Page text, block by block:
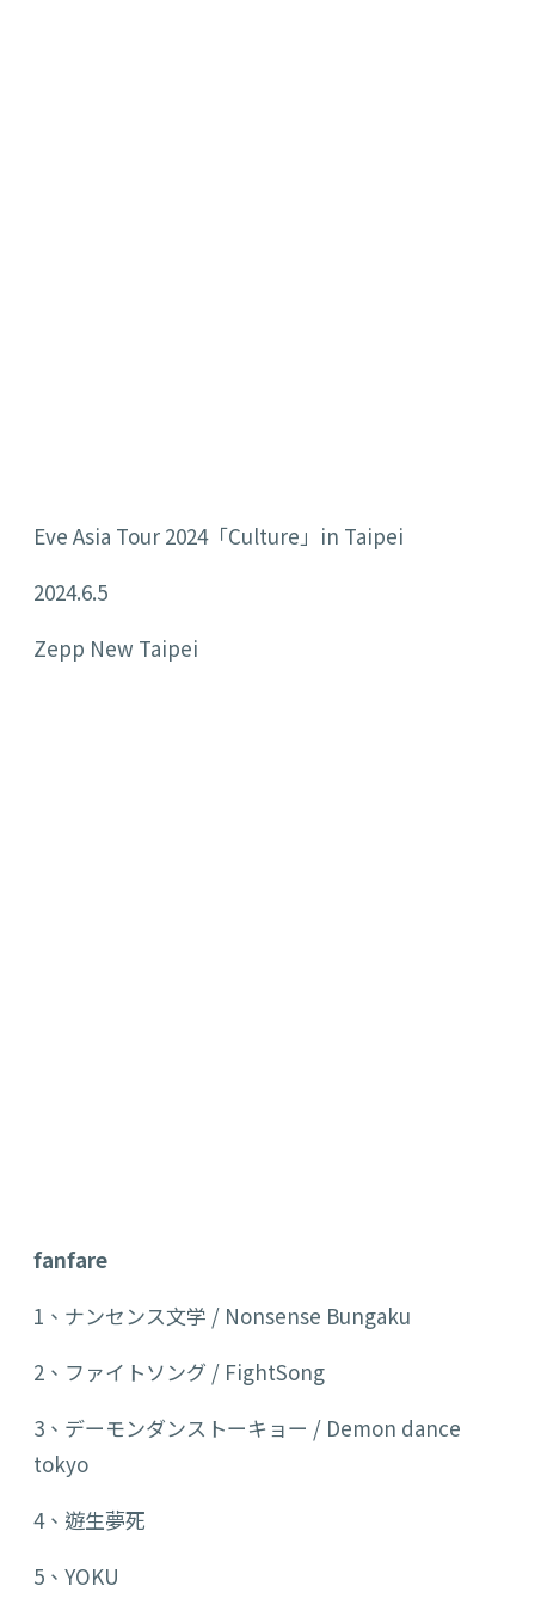
Eve Asia Tour 2024「Culture」 in Taipei
2024.6.5
Zepp New Taipei
fanfare
1、ナンセンス文学 / Nonsense Bungaku
2、ファイトソング / FightSong
3、デーモンダンストーキョー / Demon dance
tokyo
4、遊生夢死
5、YOKU